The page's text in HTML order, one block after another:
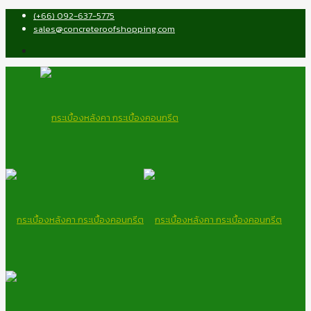
(+66) 092-637-5775
sales@concreteroofshopping.com